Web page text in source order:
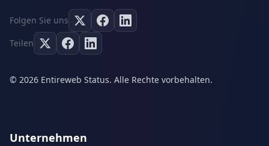
Folgen Sie uns
Teilen
© 2026 Entireweb Status. Alle Rechte vorbehalten.
Unternehmen